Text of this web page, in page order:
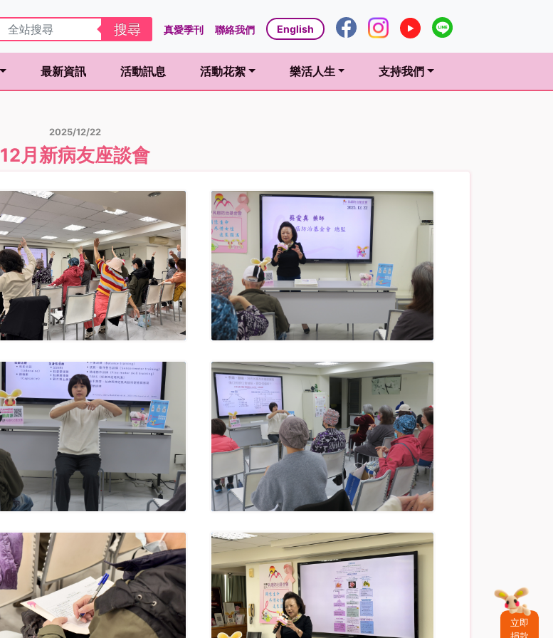
搜尋 真愛季刊 聯絡我們 English
最新資訊 活動訊息
活動花絮
樂活人生
支持我們
2025/12/22
12月新病友座談會
立即